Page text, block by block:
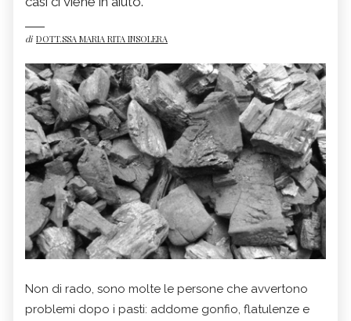
di DOTT.SSA MARIA RITA INSOLERA
Non di rado, sono molte le persone che avvertono
problemi dopo i pasti: addome gonfio, flatulenze e